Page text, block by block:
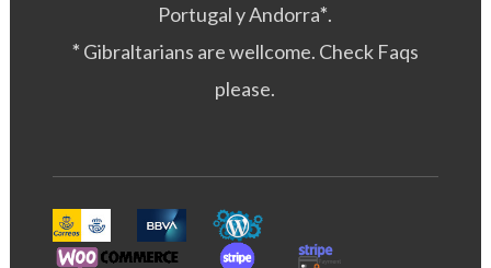
Portugal y Andorra*.
* Gibraltarians are wellcome. Check Faqs
please.